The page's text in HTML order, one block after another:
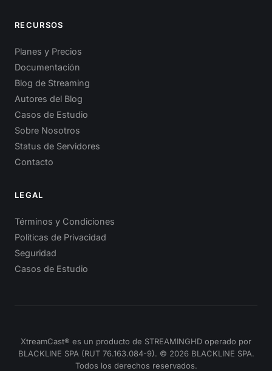
RECURSOS
Planes y Precios
Documentación
Blog de Streaming
Autores del Blog
Casos de Estudio
Sobre Nosotros
Status de Servidores
Contacto
LEGAL
Términos y Condiciones
Políticas de Privacidad
Seguridad
Casos de Estudio
XtreamCast® es un producto de STREAMINGHD operado por
BLACKLINE SPA (RUT 76.163.084-9). © 2026 BLACKLINE SPA.
Todos los derechos reservados.